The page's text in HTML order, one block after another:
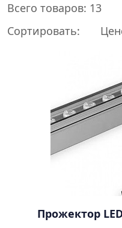
Всего товаров: 13
Сортировать:
Прожектор